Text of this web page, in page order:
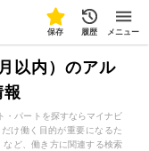
保存 履歴 メニュー
以内）のアル
・パートを探すならマイナビ
け働く目的が重要になるた
ど、働き方に関連する検索